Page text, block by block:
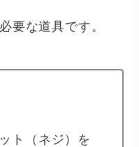
要な道具です。
ト（ネジ）を